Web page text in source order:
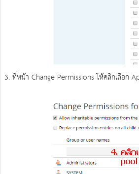
3. ที่หน้า Change Permissions ให้คลิกเลือ